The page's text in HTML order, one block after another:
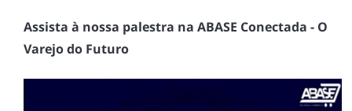
Assista à nossa palestra na ABASE Conectada - O
Varejo do Futuro